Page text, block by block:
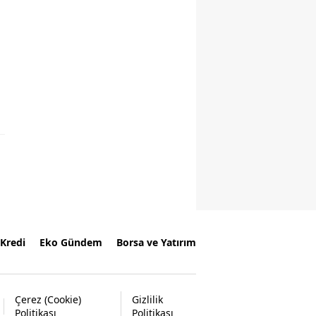
Kredi Eko Gündem Borsa ve Yatırım
Çerez (Cookie)
Politikası
Gizlilik
Politikası